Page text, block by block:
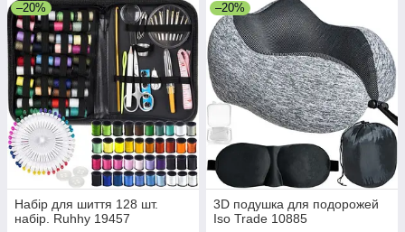
–20%
Набір для шиття 128 шт.
набір. Ruhhy 19457
–20%
3D подушка для подорожей
Iso Trade 10885